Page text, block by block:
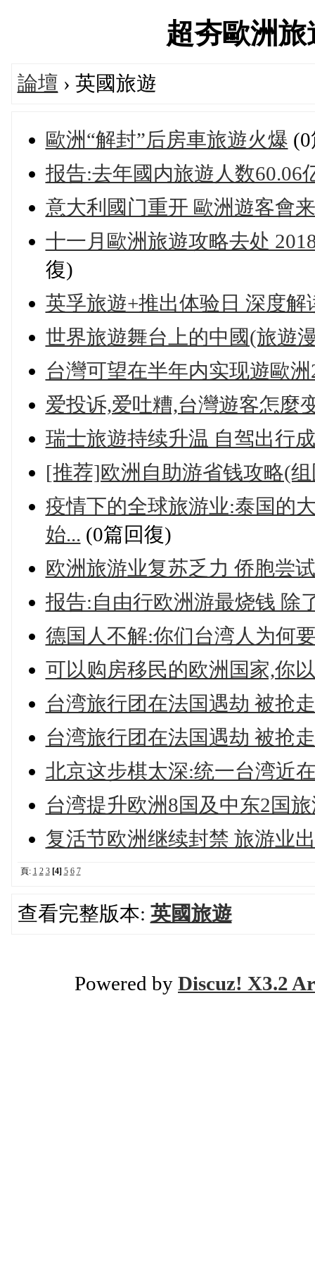
超夯歐洲
論壇 › 英國旅遊
歐洲“解封”后房車旅遊火爆
报告:去年國内旅遊人数60.06
意大利國门重开 歐洲遊客會
十一月歐洲旅遊攻略去处
復)
英孚旅遊+推出体验日 深度
世界旅遊舞台上的中國(旅遊
台灣可望在半年内实现遊歐
爱投诉,爱吐糟,台灣遊客怎
瑞士旅遊持续升温 自驾出行
[推荐]欧洲自助游省钱攻略(
疫情下的全球旅游业:泰国的
始... (0篇回復)
欧洲旅游业复苏乏力 侨胞尝
报告:自由行欧洲游最烧钱 除
德国人不解:你们台湾人为何
可以购房移民的欧洲国家,你
台湾旅行团在法国遇劫 被抢
台湾旅行团在法国遇劫 被抢
北京这步棋太深:统一台湾近
台湾提升欧洲8国及中东2国
复活节欧洲继续封禁 旅游业
頁: 1 2 3 [4] 5 6 7
查看完整版本: 英國旅遊
Powered by Discuz! X3.2